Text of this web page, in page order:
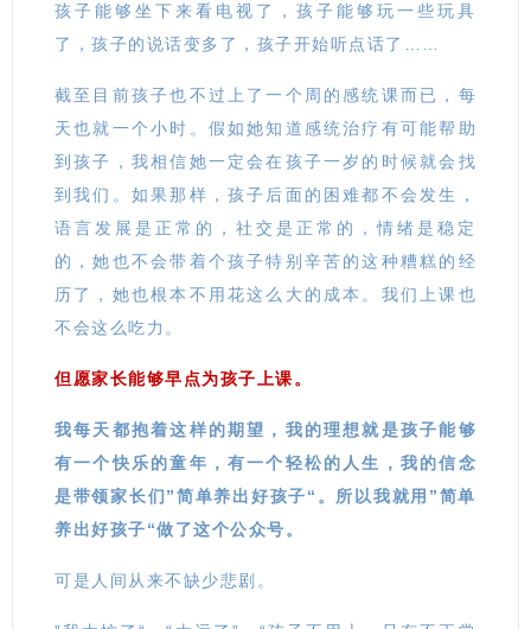
孩子能够坐下来看电视了，孩子能够玩一些玩具
了，孩子的说话变多了，孩子开始听点话了……
截至目前孩子也不过上了一个周的感统课而已，每
天也就一个小时。假如她知道感统治疗有可能帮助
到孩子，我相信她一定会在孩子一岁的时候就会找
到我们。如果那样，孩子后面的困难都不会发生，
语言发展是正常的，社交是正常的，情绪是稳定
的，她也不会带着个孩子特别辛苦的这种糟糕的经
历了，她也根本不用花这么大的成本。我们上课也
不会这么吃力。
但愿家长能够早点为孩子上课。
我每天都抱着这样的期望，我的理想就是孩子能够
有一个快乐的童年，有一个轻松的人生，我的信念
是带领家长们”简单养出好孩子“。所以我就用”简单
养出好孩子“做了这个公众号。
可是人间从来不缺少悲剧。